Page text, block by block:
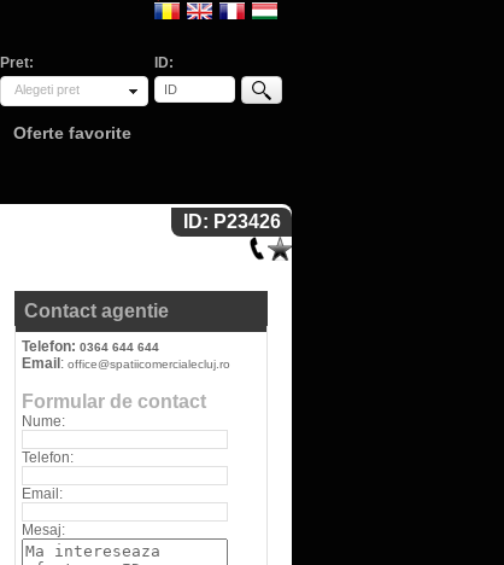
Pret:
Alegeti pret
ID:
Oferte favorite
ID: P23426
Contact agentie
Telefon: 0364 644 644
Email : office@spatiicomercialecluj.ro
Formular de contact
Nume:
Telefon:
Email:
Mesaj: